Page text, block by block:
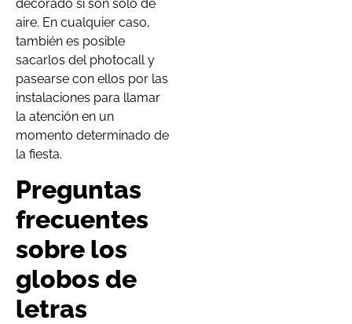
decorado si son solo de
aire. En cualquier caso,
también es posible
sacarlos del photocall y
pasearse con ellos por las
instalaciones para llamar
la atención en un
momento determinado de
la fiesta.
Preguntas
frecuentes
sobre los
globos de
letras